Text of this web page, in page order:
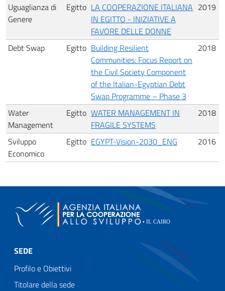
Uguaglianza di
Genere
Egitto LA COOPERAZIONE ITALIANA
IN EGITTO - INIZIATIVE A
FAVORE DELLE DONNE
2019
Debt Swap Egitto Building Resilient
Communities: Focus Report on
the Civil Society Component
of the Italian-Egyptian Debt
Swap Programme – Phase 3
2018
Water
Management
Egitto WATER MANAGEMENT IN
FRAGILE SYSTEMS
2018
Sviluppo
Economico
Egitto EGYPT-Vision-2030_ENG 2016
SEDE
Profilo e Obiettivi
Titolare della sede